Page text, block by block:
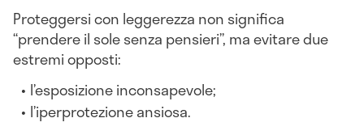
Proteggersi con leggerezza non significa
“prendere il sole senza pensieri”, ma evitare due
estremi opposti:
l’esposizione inconsapevole;
l’iperprotezione ansiosa.